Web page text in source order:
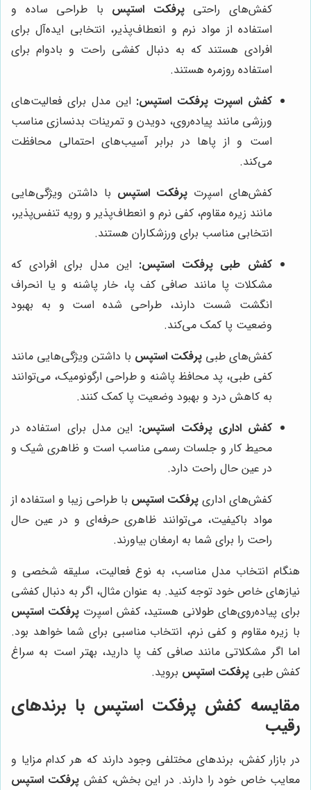
کفش‌های راحتیپرفکت استپس با طراحی ساده و
استفاده از مواد نرم و انعطاف‌پذیر، انتخابی ایده‌آل برای
افرادی هستند که به دنبال کفشی راحت و بادوام برای
استفاده روزمره هستند.
کفش اسپرت پرفکت استپس: این مدل برای فعالیت‌های
ورزشی مانند پیاده‌روی، دویدن و تمرینات بدنسازی مناسب
است و از پاها در برابر آسیب‌های احتمالی محافظت
می‌کند.
کفش‌های اسپرت پرفکت استپس با داشتن ویژگی‌هایی
مانند زیره مقاوم، کفی نرم و انعطاف‌پذیر و رویه تنفس‌پذیر،
انتخابی مناسب برای ورزشکاران هستند.
کفش طبی پرفکت استپس: این مدل برای افرادی که
مشکلات پا مانند صافی کف پا، خار پاشنه و یا انحراف
انگشت شست دارند، طراحی شده است و به بهبود
وضعیت پا کمک می‌کند.
کفش‌های طبی پرفکت استپس با داشتن ویژگی‌هایی مانند
کفی طبی، پد محافظ پاشنه و طراحی ارگونومیک، می‌توانند
به کاهش درد و بهبود وضعیت پا کمک کنند.
کفش اداری پرفکت استپس: این مدل برای استفاده در
محیط کار و جلسات رسمی مناسب است و ظاهری شیک و
در عین حال راحت دارد.
کفش‌های اداری پرفکت استپس با طراحی زیبا و استفاده از
مواد باکیفیت، می‌توانند ظاهری حرفه‌ای و در عین حال
راحت را برای شما به ارمغان بیاورند.
هنگام انتخاب مدل مناسب، به نوع فعالیت، سلیقه شخصی و
نیازهای خاص خود توجه کنید. به عنوان مثال، اگر به دنبال کفشی
برای پیاده‌روی‌های طولانی هستید، کفش اسپرتپرفکت استپس
با زیره مقاوم و کفی نرم، انتخاب مناسبی برای شما خواهد بود.
اما اگر مشکلاتی مانند صافی کف پا دارید، بهتر است به سراغ
کفش طبی پرفکت استپس بروید.
مقایسه کفش پرفکت استپس با برندهای
رقیب
در بازار کفش، برندهای مختلفی وجود دارند که هر کدام مزایا و
معایب خاص خود را دارند. در این بخش، کفش پرفکت استپس